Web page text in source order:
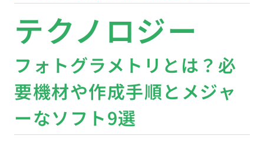
テクノロジー
フォトグラメトリとは？必
要機材や作成手順とメジャ
ーなソフト9選